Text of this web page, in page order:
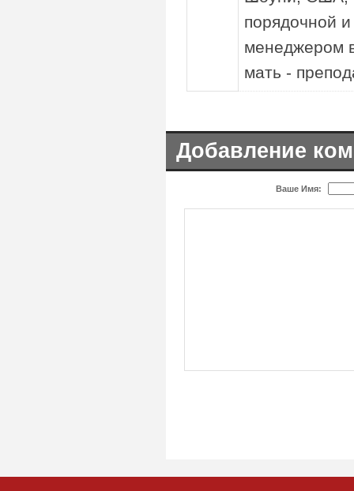
порядочной
менеджером
мать -
Добавление
Ваше Имя: